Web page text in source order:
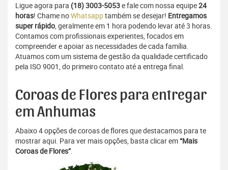
Ligue agora para (18) 3003-5053e fale com nossa equipe24
horas! Chame noWhatsapptambém se desejar! Entregamos
super rápido, geralmente em 1 hora podendo levar até 3 horas.
Contamos com profissionais experientes, focados em
compreender e apoiar as necessidades de cada família.
Atuamos com um sistema de gestão da qualidade certificado
pela ISO 9001, do primeiro contato até a entrega final.
Coroas de Flores para entregar
em Anhumas
Abaixo 4 opções de coroas de flores que destacamos para te
mostrar aqui. Para ver mais opções, basta clicar em“Mais
Coroas de Flores”.